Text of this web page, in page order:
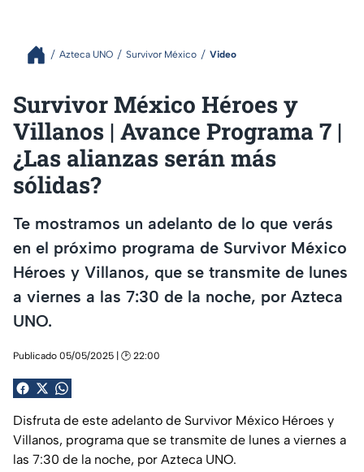
Azteca UNO Survivor México Video
Survivor México Héroes y
Villanos | Avance Programa 7 |
¿Las alianzas serán más
sólidas?
Te mostramos un adelanto de lo que verás
en el próximo programa de Survivor México
Héroes y Villanos, que se transmite de lunes
a viernes a las 7:30 de la noche, por Azteca
UNO.
Publicado 05/05/2025 | 🕑 22:00
Disfruta de este adelanto de Survivor México Héroes y
Villanos, programa que se transmite de lunes a viernes a
las 7:30 de la noche, por Azteca UNO.